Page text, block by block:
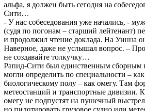
альфа, я должен быть сегодня на
Сити…
- У нас собеседования уже начались, -
(судя по погонам – старший лейтенант)
и продолжил чтение доклада. На Уинна
Наверное, даже не услышал вопрос. –
не создавайте толкучку…
Рапид-Сити был единственным сборным
могли определить по специальности –
биологическому полу – как омегу. Там
метеостанций и транспортные дивизии.
омегу не подпустят на пушечный
но пилотировать грузовое судно или